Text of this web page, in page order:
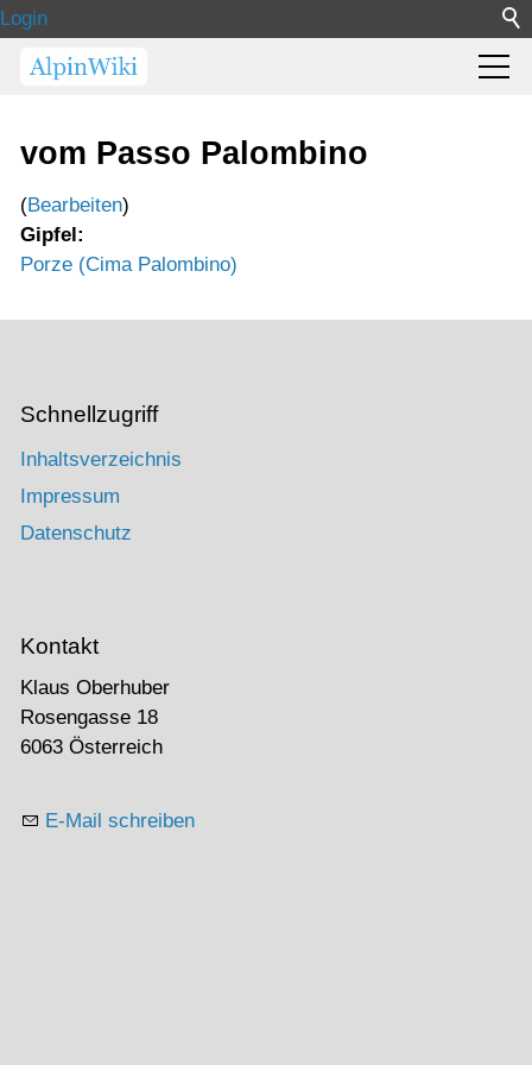
Login
vom Passo Palombino
(Bearbeiten)
Gipfel:
Porze (Cima Palombino)
Schnellzugriff
Inhaltsverzeichnis
Impressum
Datenschutz
Kontakt
Klaus Oberhuber
Rosengasse 18
6063 Österreich
E-Mail schreiben